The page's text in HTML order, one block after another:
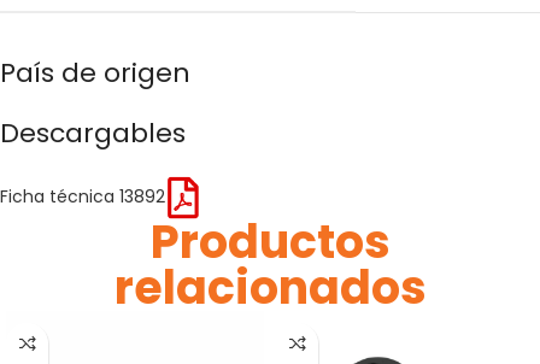
País de origen
Descargables
Ficha técnica 13892
Productos
relacionados